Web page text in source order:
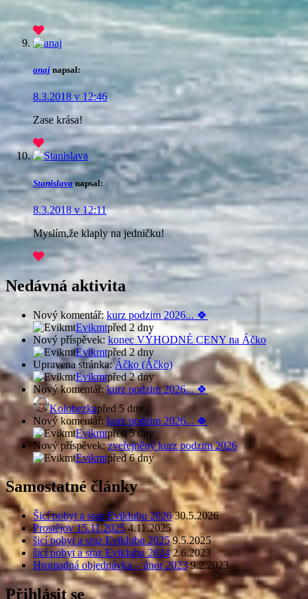
anaj napsal:
8.3.2018 v 12:46
Zase krása!
Stanislava napsal:
8.3.2018 v 12:11
Myslím,že klaply na jedničku!
Nedávná aktivita
Nový komentář:kurz podzim 2026... 🍀
Evikmtpřed 2 dny
Nový příspěvek: konec VÝHODNÉ CENY na Áčko
Evikmtpřed 2 dny
Upravena stránka:Áčko (Áčko)
Evikmtpřed 2 dny
Nový komentář:kurz podzim 2026... 🍀
Kolobezkapřed 5 dny
Nový komentář: kurz podzim 2026... 🍀
Evikmtpřed 5 dny
Nový příspěvek:zveřejněný kurz podzim 2026
Evikmtpřed 6 dny
Samostatné články
Šicí pobyt a sraz Eviklubu 2026 30.5.2026
Prostějov 15.11.2025 4.11.2025
šicí pobyt a sraz Eviklubu 2025 9.5.2025
šicí pobyt a sraz Eviklubu 2024 2.6.2023
Hromadná objednávka – únor 2023 9.2.2023
Přihlásit se